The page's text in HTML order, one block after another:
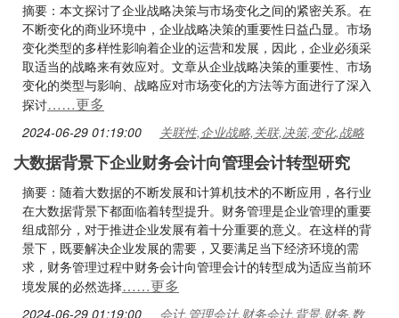
摘要：本文探讨了企业战略决策与市场变化之间的紧密关系。在
不断变化的商业环境中，企业战略决策的重要性日益凸显。市场
变化类型的多样性影响着企业的运营和发展，因此，企业必须采
取适当的战略来有效应对。文章从企业战略决策的重要性、市场
变化的类型与影响、战略应对市场变化的方法等方面进行了深入
探讨……更多
2024-06-29 01:19:00 关联性,企业战略,关联,决策,变化,战略
大数据背景下企业财务会计向管理会计转型研究
摘要：随着大数据的不断发展和计算机技术的不断应用，各行业
在大数据背景下都面临着转型提升。财务管理是企业管理的重要
组成部分，对于推进企业发展有着十分重要的意义。在这样的背
景下，既要解决企业发展的需要，又要满足当下经济环境的需
求，财务管理过程中财务会计向管理会计的转型成为适应当前环
境发展的必然选择……更多
2024-06-29 01:19:00 会计,管理会计,财务会计,背景,财务,数